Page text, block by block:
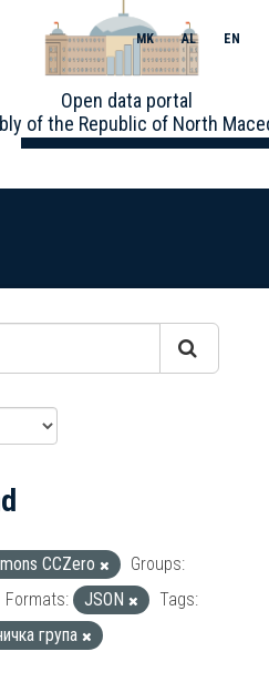
Open data portal
of the Republic of North
MK AL EN
CCZero
Groups:
Formats: JSON
Tags:
група